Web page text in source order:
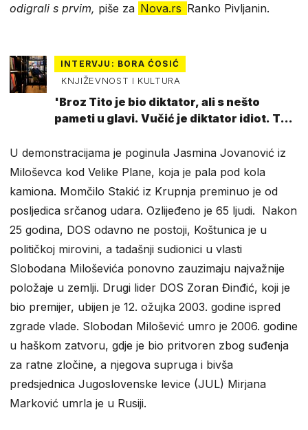
odigrali s prvim, piše za Nova.rs Ranko Pivljanin.
INTERVJU: BORA ĆOSIĆ
KNJIŽEVNOST I KULTURA
'Broz Tito je bio diktator, ali s nešto
pameti u glavi. Vučić je diktator idiot. To
U demonstracijama je poginula Jasmina Jovanović iz
Miloševca kod Velike Plane, koja je pala pod kola
kamiona. Momčilo Stakić iz Krupnja preminuo je od
posljedica srčanog udara. Ozlijeđeno je 65 ljudi. Nakon
25 godina, DOS odavno ne postoji, Koštunica je u
političkoj mirovini, a tadašnji sudionici u vlasti
Slobodana Miloševića ponovno zauzimaju najvažnije
položaje u zemlji. Drugi lider DOS Zoran Đinđić, koji je
bio premijer, ubijen je 12. ožujka 2003. godine ispred
zgrade vlade. Slobodan Milošević umro je 2006. godine
u haškom zatvoru, gdje je bio pritvoren zbog suđenja
za ratne zločine, a njegova supruga i bivša
predsjednica Jugoslovenske levice (JUL) Mirjana
Marković umrla je u Rusiji.